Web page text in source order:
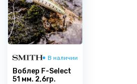
В наличии
Воблер F-Select
51 мм. 2,6гр.